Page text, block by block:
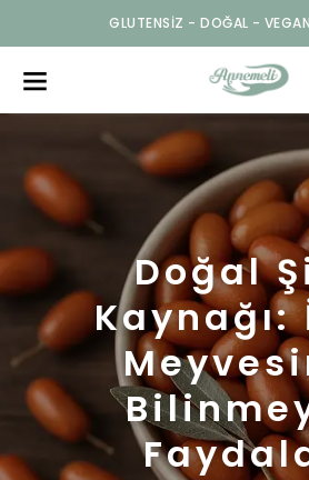
GLUTENSİZ - DOĞAL -
Doğal
Kaynağı: